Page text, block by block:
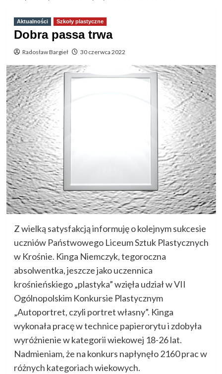
Aktualności Szkoły plastyczne
Dobra passa trwa
Radosław Bargieł 30 czerwca 2022
Z wielką satysfakcją informuję o kolejnym sukcesie
uczniów Państwowego Liceum Sztuk Plastycznych
w Krośnie. Kinga Niemczyk, tegoroczna
absolwentka, jeszcze jako uczennica
krośnieńskiego „plastyka” wzięła udział w VII
Ogólnopolskim Konkursie Plastycznym
„Autoportret, czyli portret własny”. Kinga
wykonała pracę w technice papierorytu i zdobyła
wyróżnienie w kategorii wiekowej 18-26 lat.
Nadmieniam, że na konkurs napłynęło 2160 prac w
różnych kategoriach wiekowych.